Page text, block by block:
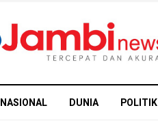
NASIONAL DUNIA POLITIK